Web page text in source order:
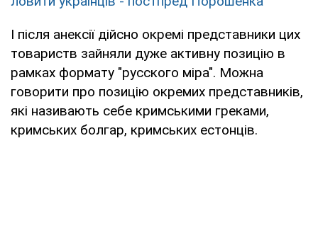
І після анексії дійсно окремі представники цих
товариств зайняли дуже активну позицію в
рамках формату "русского міра". Можна
говорити про позицію окремих представників,
які називають себе кримськими греками,
кримських болгар, кримських естонців.